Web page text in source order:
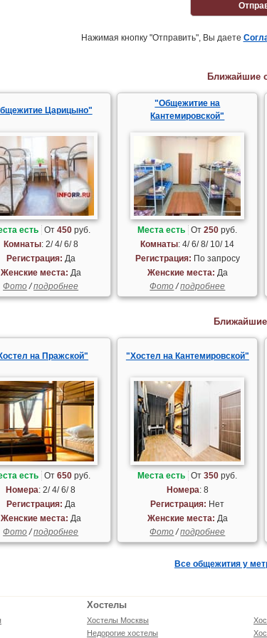
Нажимая кнопку "Отправить", Вы даете
Ближайшие
Царицыно"
есть От450 руб.
Комнаты: 2/ 4/ 6/ 8
Регистрация: Да
Женские места: Да
Фото/подробнее
"Общежитие на
Кантемировской"
Места есть От250 руб.
Комнаты: 4/ 6/ 8/ 10/ 14
Регистрация: По запросу
Женские места: Да
Фото/подробнее
на Пражской"
есть От650 руб.
Номера: 2/ 4/ 6/ 8
Регистрация: Да
Женские места: Да
Фото/подробнее
"Хостел на Кантемировской"
Места есть От350 руб.
Номера: 8
Регистрация: Нет
Женские места: Да
Фото/подробнее
Все общежития у
Хостелы
Хостелы Москвы
Недорогие хостелы